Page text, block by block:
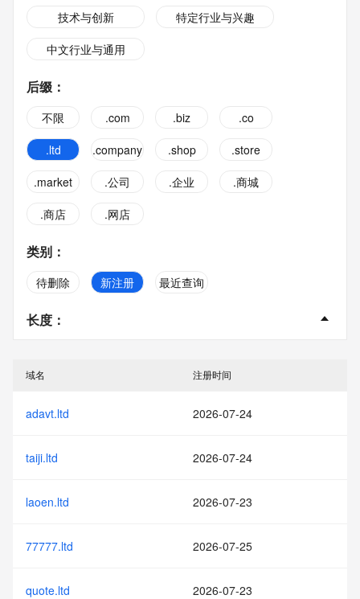
技术与创新
特定行业与兴趣
中文行业与通用
后缀 ：
不限 .com .biz
.co
.ltd
.company .shop
.store
.market
.公司 .企业
.商城
.商店
.网店
类别 ：
待删除 新注册 最近查询
长度 ：
9字
域名 注册时间
adavt.ltd 2026-07-24
taiji.ltd 2026-07-24
laoen.ltd 2026-07-23
77777.ltd 2026-07-25
quote.ltd 2026-07-23